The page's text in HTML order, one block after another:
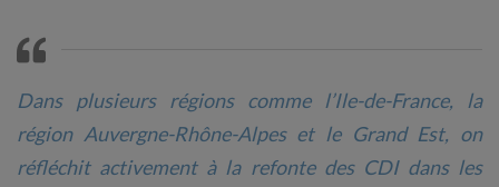
Dans plusieurs régions comme l’Ile-de-France, la
région Auvergne-Rhône-Alpes et le Grand Est, on
réfléchit activement à la refonte des CDI dans les